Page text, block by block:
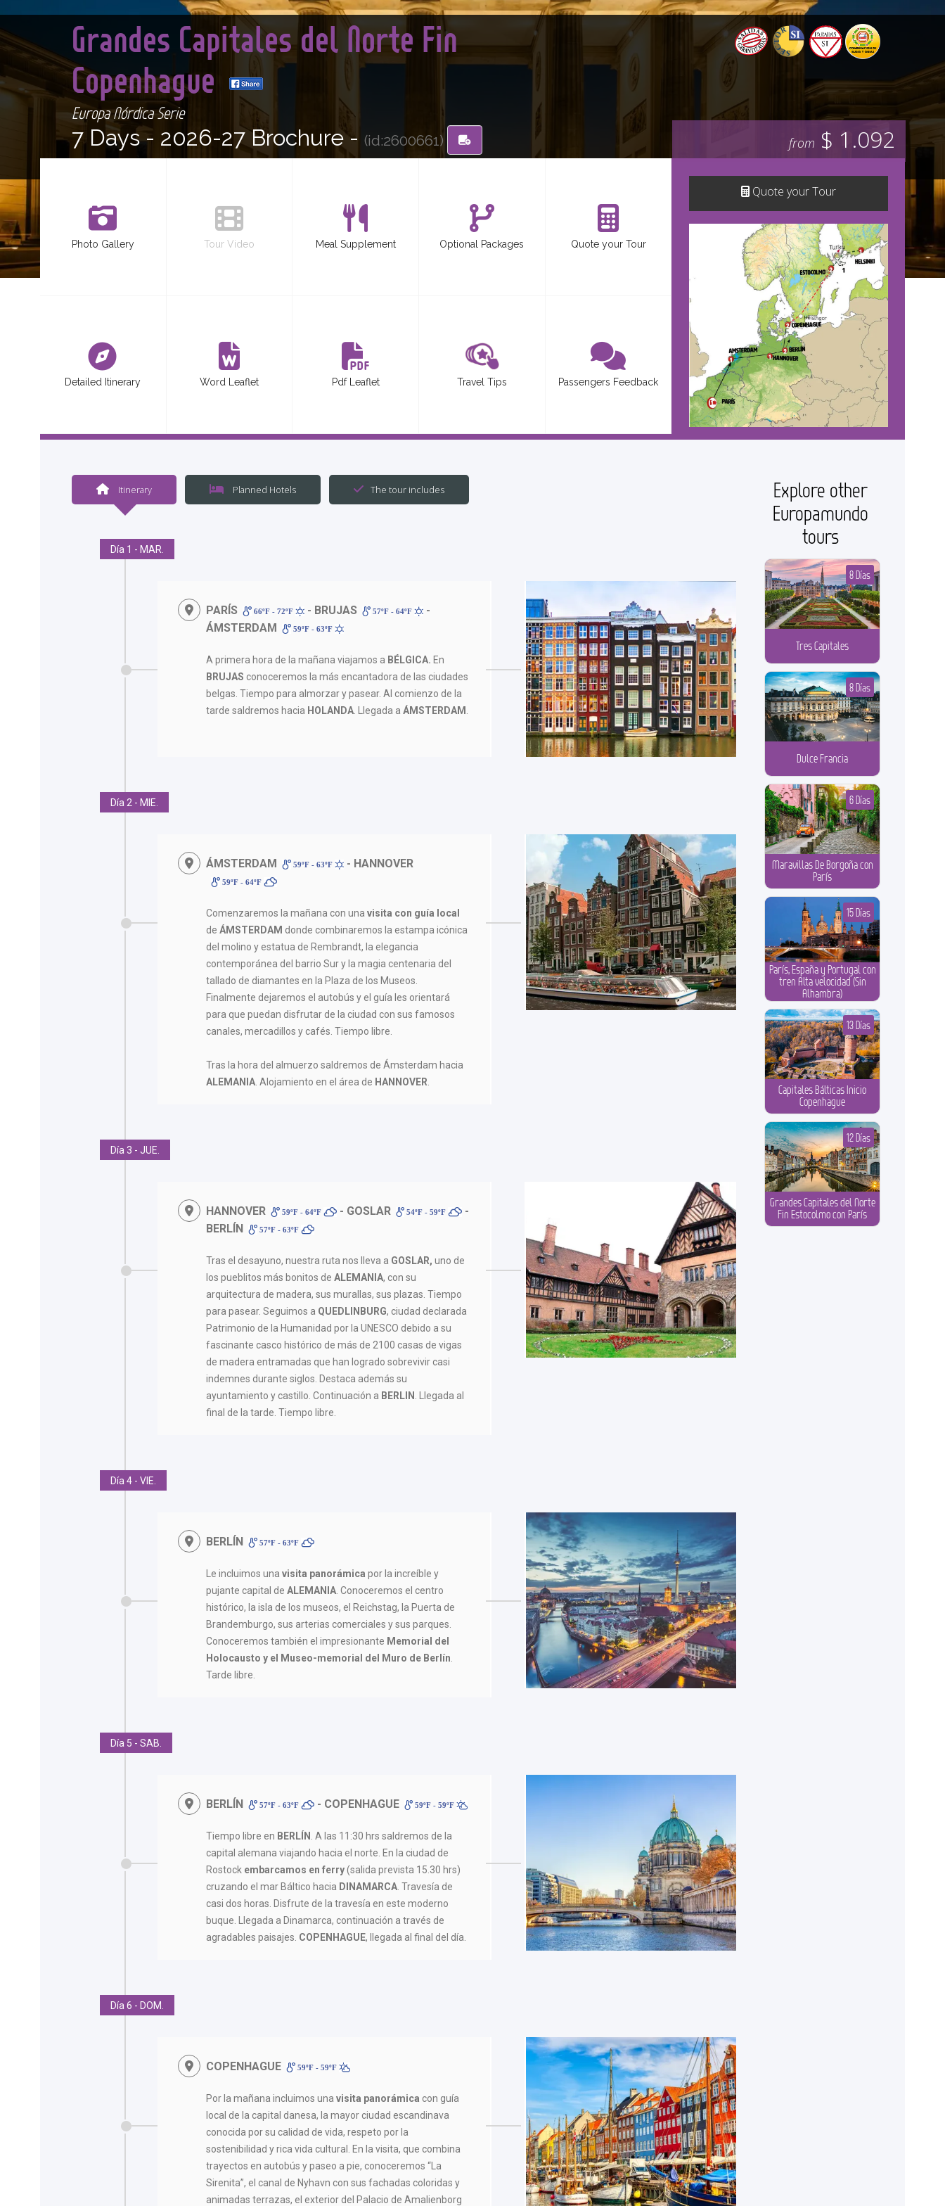
Grandes Capitales del Norte Fin
Copenhague
Europa Nórdica Serie
7 Days - 2026-27 Brochure - (id:2600661)
Photo Gallery Tour Video Meal Supplement Optional Packages Quote your Tour
Detailed Itinerary Word Leaflet Pdf Leaflet Travel Tips Passengers Feedback
from $ 1.092
Quote your Tour
Itinerary Planned Hotels The tour includes
Día 1 - MAR.
PARÍS 66ºF - 72ºF - BRUJAS 57ºF - 64ºF
-
ÁMSTERDAM
59ºF - 63ºF
A primera hora de la mañana viajamos a BÉLGICA. En
BRUJAS conoceremos la más encantadora de las ciudades
belgas. Tiempo para almorzar y pasear. Al comienzo de la
tarde saldremos hacia HOLANDA . Llegada aÁMSTERDAM
Día 2 - MIE.
ÁMSTERDAM 59ºF - 63ºF - HANNOVER
59ºF - 64ºF
Comenzaremos la mañana con unavisita con guía local
deÁMSTERDAM donde combinaremos la estampa icónica
del molino y estatua de Rembrandt, la elegancia
contemporánea del barrio Sur y la magia centenaria del
tallado de diamantes en la Plaza de los Museos.
Finalmente dejaremos el autobús y el guía les orientará
para que puedan disfrutar de la ciudad con sus famosos
canales, mercadillos y cafés. Tiempo libre.
Tras la hora del almuerzo saldremos de Ámsterdam hacia
ALEMANIA . Alojamiento en el área de HANNOVER
Día 3 - JUE.
HANNOVER 59ºF - 64ºF - GOSLAR 54ºF - 59ºF
-
BERLÍN
57ºF - 63ºF
Tras el desayuno, nuestra ruta nos lleva a GOSLAR, uno de
los pueblitos más bonitos deALEMANIA, con su
arquitectura de madera, sus murallas, sus plazas. Tiempo
para pasear. Seguimos a QUEDLINBURG, ciudad declarada
Patrimonio de la Humanidad por la UNESCO debido a su
fascinante casco histórico de más de 2100 casas de vigas
de madera entramadas que han logrado sobrevivir casi
indemnes durante siglos. Destaca además su
ayuntamiento y castillo. Continuación a BERLIN
. Llegada al
final de la tarde. Tiempo libre.
Día 4 - VIE.
BERLÍN 57ºF - 63ºF
Le incluimos una visita panorámica por la increíble y
pujante capital deALEMANIA . Conoceremos el centro
histórico, la isla de los museos, el Reichstag, la Puerta de
Brandemburgo, sus arterias comerciales y sus parques.
Conoceremos también el impresionante Memorial del
Holocausto y el Museo-memorial del Muro de Berlín
Tarde libre.
Día 5 - SAB.
BERLÍN 57ºF - 63ºF - COPENHAGUE 59ºF - 59ºF
Tiempo libre en BERLÍN . A las 11:30 hrs saldremos de la
capital alemana viajando hacia el norte. En la ciudad de
Rostock embarcamos en ferry(salida prevista 15.30 hrs)
cruzando el mar Báltico hacia DINAMARCA . Travesía de
casi dos horas. Disfrute de la travesía en este moderno
buque. Llegada a Dinamarca, continuación a través de
agradables paisajes. COPENHAGUE, llegada al final del día.
Día 6 - DOM.
COPENHAGUE 59ºF - 59ºF
Por la mañana incluimos unavisita panorámica con guía
local de la capital danesa, la mayor ciudad escandinava
conocida por su calidad de vida, respeto por la
sostenibilidad y rica vida cultural. En la visita, que combina
trayectos en autobús y paseo a pie, conoceremos “La
Sirenita”, el canal de Nyhavn con sus fachadas coloridas y
animadas terrazas, el exterior del Palacio de Amalienborg
Explore other
Europamundo
tours
Tres Capitales
8 Días
Dulce Francia
8 Días
Maravillas De Borgoña con
París
6 Días
París, España y Portugal con
tren Alta velocidad (Sin
Alhambra)
15 Días
Capitales Bálticas Inicio
Copenhague
13 Días
Grandes Capitales del Norte
Fin Estocolmo con París
12 Días